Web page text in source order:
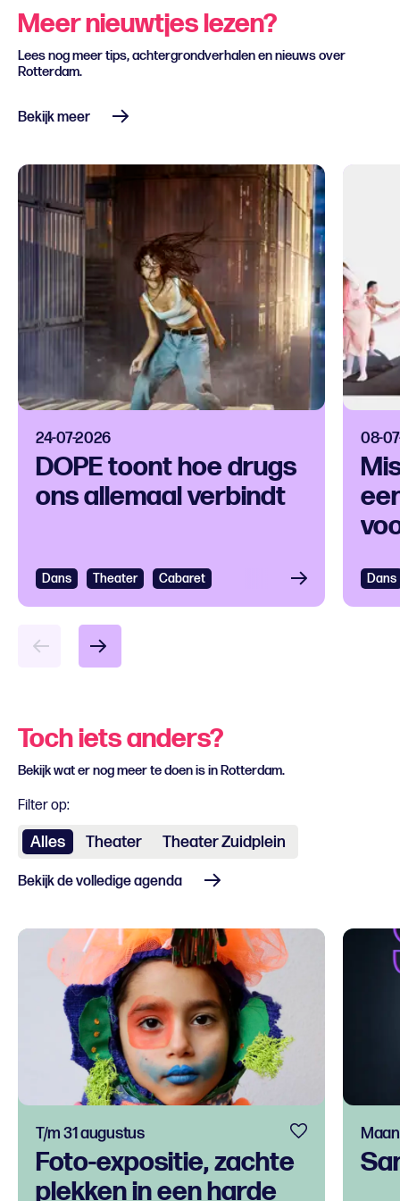
Meer nieuwtjes lezen?
Lees nog meer tips, achtergrondverhalen en nieuws over
Rotterdam.
Bekijk meer
24-07-2026
DOPE toont hoe drugs
ons allemaal verbindt
Dans Theater Cabaret
08-
Dans
Bekijken
Toch iets anders?
Bekijk wat er nog meer te doen is in Rotterdam.
Filter op:
Alles Theater Theater Zuidplein
Bekijk de volledige agenda
Foto-expositie, zachte
plekken in een harde
T/m 31 augustus